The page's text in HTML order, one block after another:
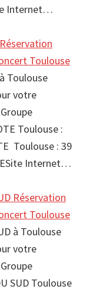
Internet…
Toulouse
Toulouse
votre
Toulouse :
Toulouse : 39
Internet…
Réservation
Toulouse
à Toulouse
votre
SUD Toulouse